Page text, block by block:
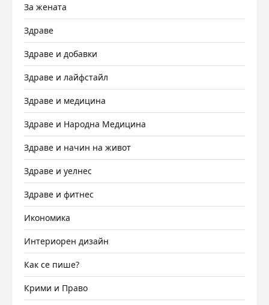
За жената
Здраве
Здраве и добавки
Здраве и лайфстайл
Здраве и медицина
Здраве и Народна Медицина
Здраве и начин на живот
Здраве и уелнес
Здраве и фитнес
Икономика
Интериорен дизайн
Как се пише?
Крими и Право